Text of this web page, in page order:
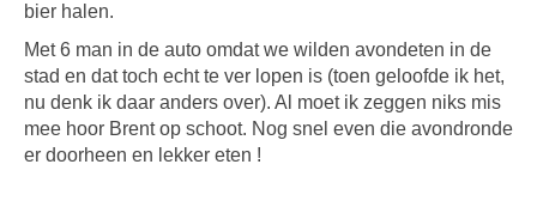
bier halen.
Met 6 man in de auto omdat we wilden avondeten in de
stad en dat toch echt te ver lopen is (toen geloofde ik het,
nu denk ik daar anders over). Al moet ik zeggen niks mis
mee hoor Brent op schoot. Nog snel even die avondronde
er doorheen en lekker eten !